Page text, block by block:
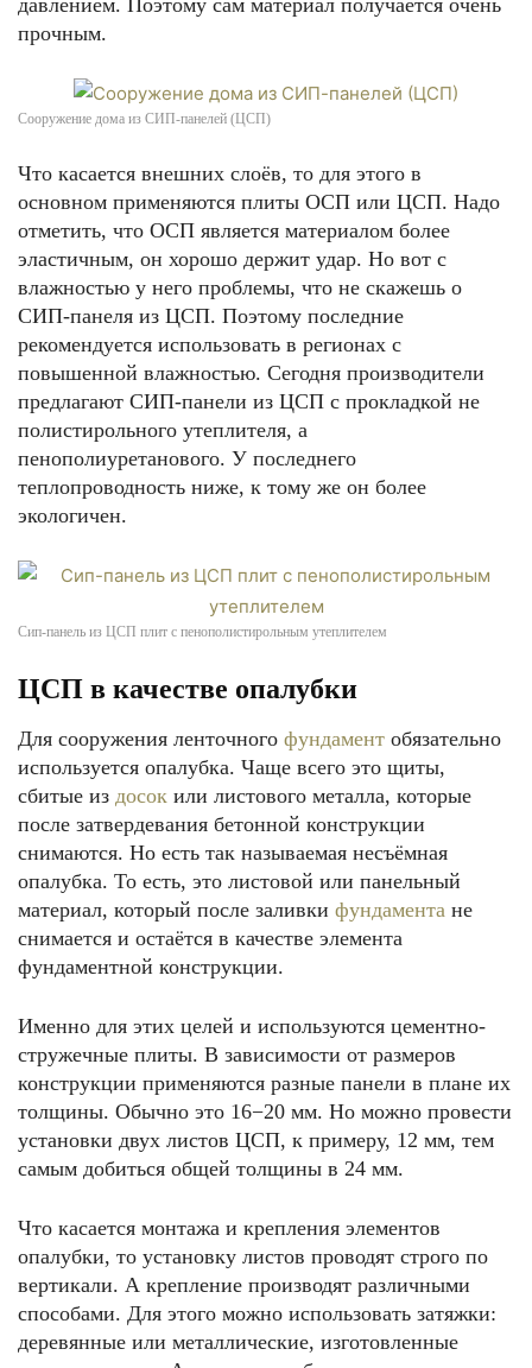
прочным.
Сооружение дома из СИП-панелей (ЦСП)
Что касается внешних слоёв, то для этого в
основном применяются плиты ОСП или ЦСП. Надо
отметить, что ОСП является материалом более
эластичным, он хорошо держит удар. Но вот с
влажностью у него проблемы, что не скажешь о
СИП-панеля из ЦСП. Поэтому последние
рекомендуется использовать в регионах с
повышенной влажностью. Сегодня производители
предлагают СИП-панели из ЦСП с прокладкой не
полистирольного утеплителя, а
пенополиуретанового. У последнего
теплопроводность ниже, к тому же он более
экологичен.
Сип-панель из ЦСП плит с пенополистирольным утеплителем
ЦСП в качестве опалубки
Для сооружения ленточного фундамент обязательно
используется опалубка. Чаще всего это щиты,
сбитые из досок или листового металла, которые
после затвердевания бетонной конструкции
снимаются. Но есть так называемая несъёмная
опалубка. То есть, это листовой или панельный
материал, который после заливки фундамента не
снимается и остаётся в качестве элемента
фундаментной конструкции.
Именно для этих целей и используются цементно-
стружечные плиты. В зависимости от размеров
конструкции применяются разные панели в плане их
толщины. Обычно это 16−20 мм. Но можно провести
установки двух листов ЦСП, к примеру, 12 мм, тем
самым добиться общей толщины в 24 мм.
Что касается монтажа и крепления элементов
опалубки, то установку листов проводят строго по
вертикали. А крепление производят различными
способами. Для этого можно использовать затяжки:
деревянные или металлические, изготовленные